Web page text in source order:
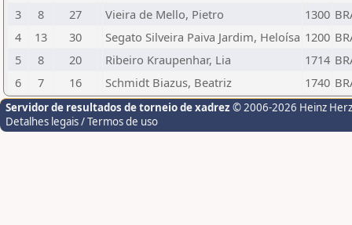
3
8 27 Vieira de Mello, Pietro 1300
4
13 30 Segato Silveira Paiva Jardim, Heloísa 1200
5
8 20 Ribeiro Kraupenhar, Lia 1714
6
7 16 Schmidt Biazus, Beatriz 1740
Servidor de resultados de torneio de xadrez © 2006-2026 Heinz
Detalhes legais / Termos de uso